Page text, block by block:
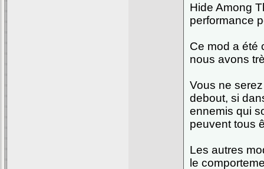
Hide Among
performance
Ce mod a été
nous avons
Vous ne
debout, si
ennemis qui
peuvent tous
Les autres
le